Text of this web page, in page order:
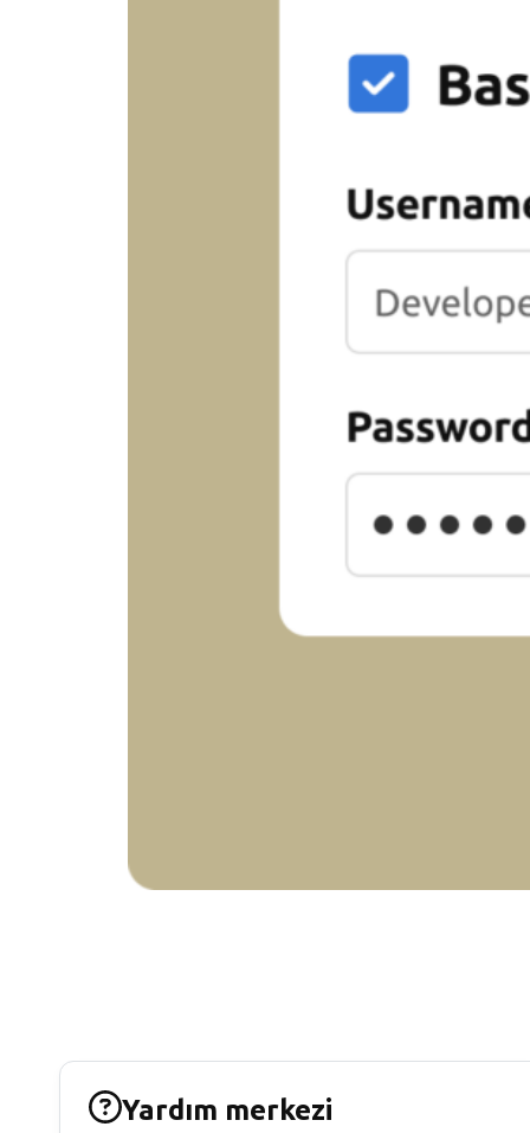
Yardım merkezi